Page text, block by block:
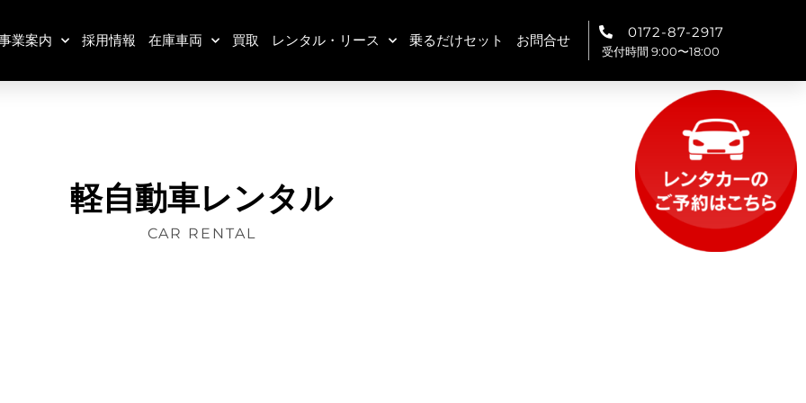
業案内 採用情報 在庫車両 買取 レンタル・リース 乗るだけセット お問合せ 0172-87-2917
受付時間 9:00〜18:00
軽自動車レンタル
CAR RENTAL